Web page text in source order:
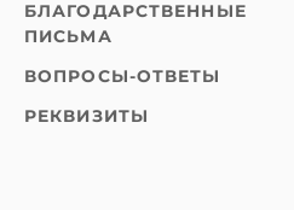
БЛАГОДАРСТВЕННЫЕ
ПИСЬМА
ВОПРОСЫ-ОТВЕТЫ
РЕКВИЗИТЫ